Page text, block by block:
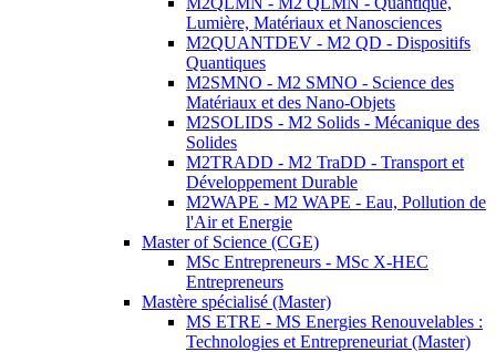
Lumière, Matériaux et Nanosciences
M2QUANTDEV - M2 QD - Dispositifs
Quantiques
M2SMNO - M2 SMNO - Science des
Matériaux et des Nano-Objets
M2SOLIDS - M2 Solids - Mécanique des
Solides
M2TRADD - M2 TraDD - Transport et
Développement Durable
M2WAPE - M2 WAPE - Eau, Pollution de
l'Air et Energie
Master of Science (CGE)
MSc Entrepreneurs - MSc X-HEC
Entrepreneurs
Mastère spécialisé (Master)
MS ETRE - MS Energies Renouvelables :
Technologies et Entrepreneuriat (Master)